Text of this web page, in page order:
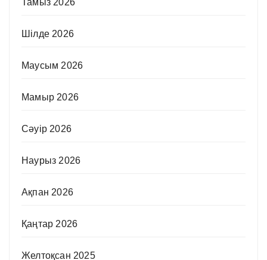
Шілде 2026
Маусым 2026
Мамыр 2026
Сәуір 2026
Наурыз 2026
Ақпан 2026
Қаңтар 2026
Желтоқсан 2025